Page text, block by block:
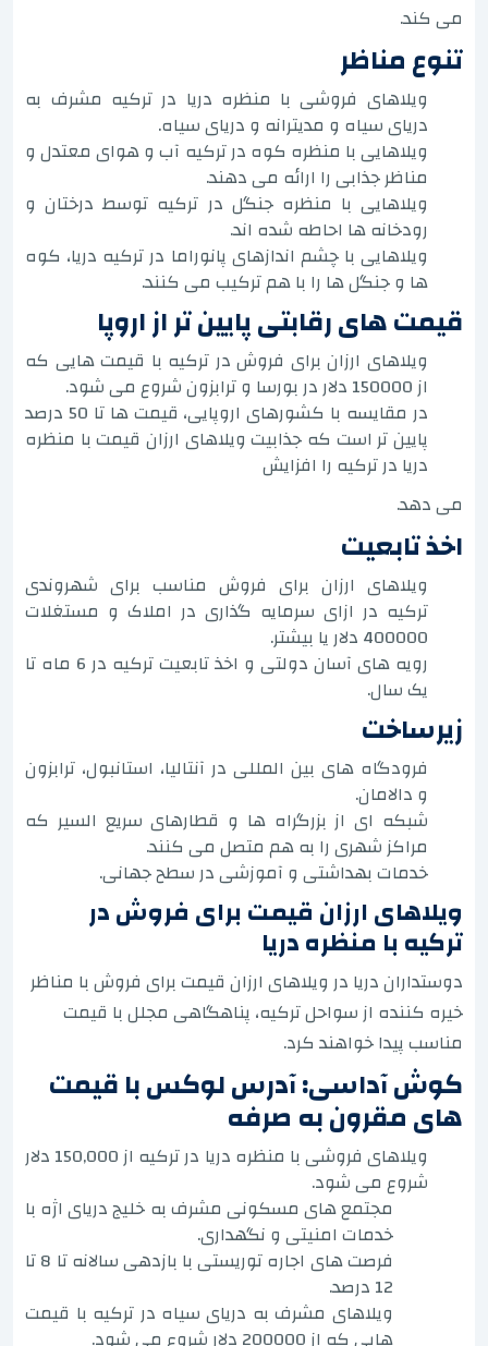
می کند.
تنوع مناظر
ویلاهای فروشی با منظره دریا در ترکیه مشرف به
دریای سیاه و مدیترانه و دریای سیاه.
ویلاهایی با منظره کوه در ترکیه آب و هوای معتدل و
مناظر جذابی را ارائه می دهند.
ویلاهایی با منظره جنگل در ترکیه توسط درختان و
رودخانه ها احاطه شده اند.
ویلاهایی با چشم اندازهای پانوراما در ترکیه دریا، کوه
ها و جنگل ها را با هم ترکیب می کنند.
قیمت های رقابتی پایین تر از اروپا
ویلاهای ارزان برای فروش در ترکیه با قیمت هایی که
از 150000 دلار در بورسا و ترابزون شروع می شود.
در مقایسه با کشورهای اروپایی، قیمت ها تا 50 درصد
پایین تر است که جذابیت ویلاهای ارزان قیمت با منظره
دریا در ترکیه را افزایش
می دهد.
اخذ تابعیت
ویلاهای ارزان برای فروش مناسب برای شهروندی
ترکیه در ازای سرمایه گذاری در املاک و مستغلات
400000 دلار یا بیشتر.
رویه های آسان دولتی و اخذ تابعیت ترکیه در 6 ماه تا
یک سال.
زیرساخت
فرودگاه های بین المللی در آنتالیا، استانبول، ترابزون
و دالامان.
شبکه ای از بزرگراه ها و قطارهای سریع السیر که
مراکز شهری را به هم متصل می کنند.
خدمات بهداشتی و آموزشی در سطح جهانی.
ویلاهای ارزان قیمت برای فروش در
ترکیه با منظره دریا
دوستداران دریا در ویلاهای ارزان قیمت برای فروش با مناظر
خیره کننده از سواحل ترکیه، پناهگاهی مجلل با قیمت
مناسب پیدا خواهند کرد.
کوش آداسی: آدرس لوکس با قیمت
های مقرون به صرفه
ویلاهای فروشی با منظره دریا در ترکیه از 150,000 دلار
شروع می شود.
مجتمع های مسکونی مشرف به خلیج دریای اژه با
خدمات امنیتی و نگهداری.
فرصت های اجاره توریستی با بازدهی سالانه تا 8 تا
12 درصد.
ویلاهای مشرف به دریای سیاه در ترکیه با قیمت
هایی که از 200000 دلار شروع می شود.